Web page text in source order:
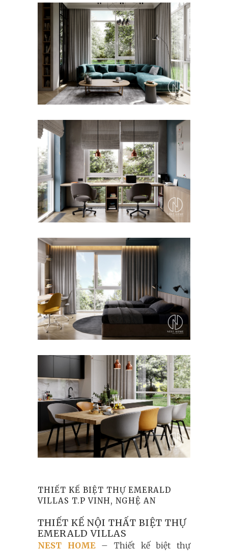
THIẾT KẾ BIỆT THỰ EMERALD
VILLAS T.P VINH, NGHỆ AN
THIẾT KẾ NỘI THẤT BIỆT THỰ
EMERALD VILLAS
NEST HOME– Thiết kế biệt thự